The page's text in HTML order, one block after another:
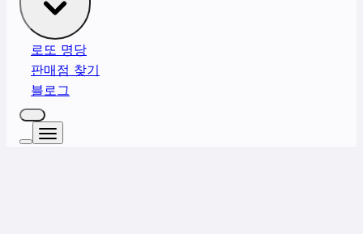
로또 명당
판매점 찾기
블로그